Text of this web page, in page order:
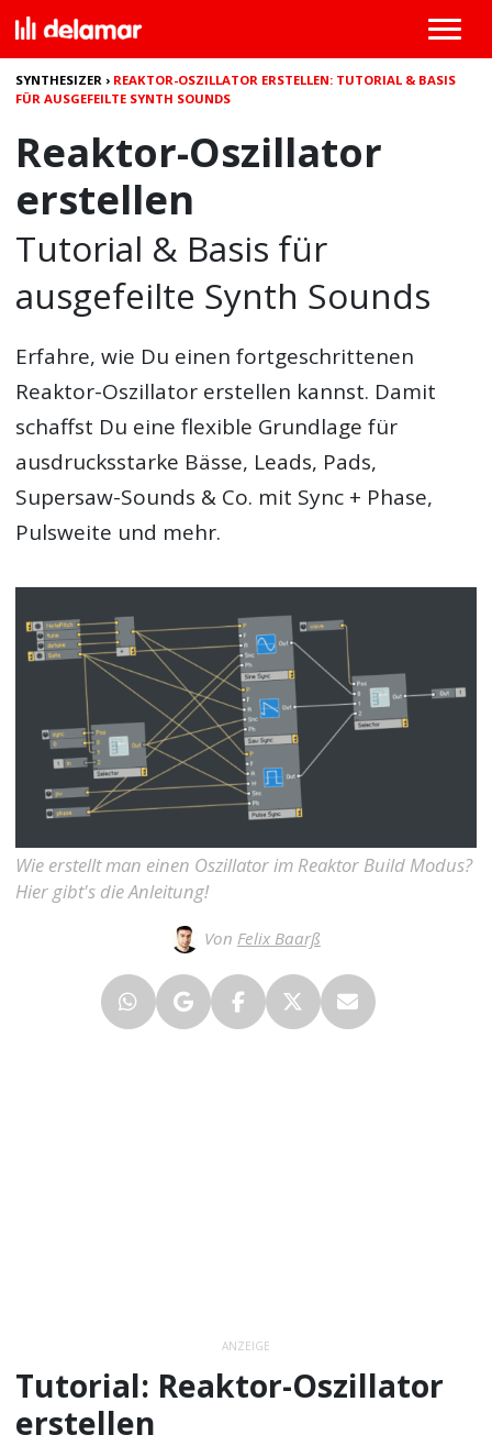
SYNTHESIZER › REAKTOR-OSZILLATOR ERSTELLEN: TUTORIAL & BASIS
FÜR AUSGEFEILTE SYNTH SOUNDS
Reaktor-Oszillator
erstellen
Tutorial & Basis für
ausgefeilte Synth Sounds
Erfahre, wie Du einen fortgeschrittenen
Reaktor-Oszillator erstellen kannst. Damit
schaffst Du eine flexible Grundlage für
ausdrucksstarke Bässe, Leads, Pads,
Supersaw-Sounds & Co. mit Sync + Phase,
Pulsweite und mehr.
Wie erstellt man einen Oszillator im Reaktor Build Modus?
Hier gibt's die Anleitung!
Von Felix Baarß
ANZEIGE
Tutorial: Reaktor-Oszillator
erstellen